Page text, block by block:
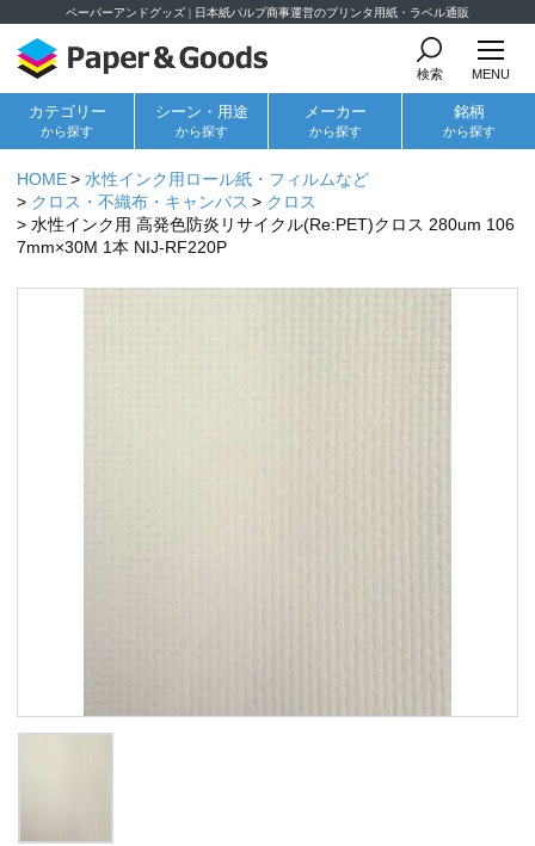
ペーパーアンドグッズ | 日本紙パルプ商事運営のプリンタ用紙・ラベル通販
検索 MENU
カテゴリー
から探す
シーン・用途
から探す
メーカー
から探す
銘柄
から探す
HOME
水性インク用ロール紙・フィルムなど
クロス・不織布・キャンバス
クロス
水性インク用 高発色防炎リサイクル(Re:PET)クロス 280um 106
7mm×30M 1本 NIJ-RF220P